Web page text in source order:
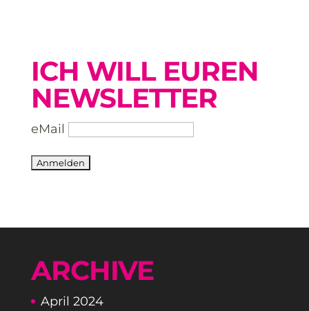
ICH WILL EUREN
NEWSLETTER
eMail
ARCHIVE
April 2024